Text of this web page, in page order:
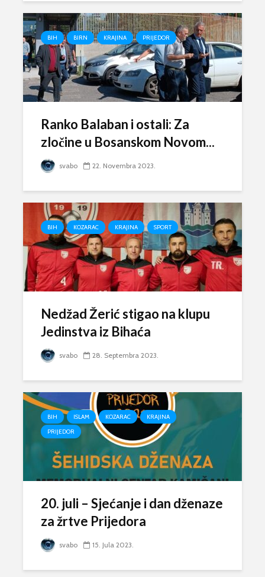
BIH BIRN KRAJINA PRIJEDOR
Ranko Balaban i ostali: Za
zločine u Bosanskom Novom...
svabo 22. Novembra 2023.
BIH KOZARAC KRAJINA SPORT
Nedžad Žerić stigao na klupu
Jedinstva iz Bihaća
svabo 28. Septembra 2023.
BIH ISLAM KOZARAC
KRAJINA
PRIJEDOR
20. juli – Sjećanje i dan dženaze
za žrtve Prijedora
svabo 15. Jula 2023.